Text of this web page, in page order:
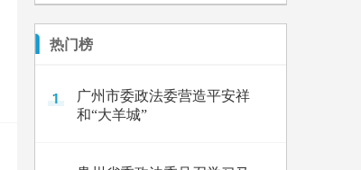
热门榜
广州市委政法委营造平安祥
和“大羊城”